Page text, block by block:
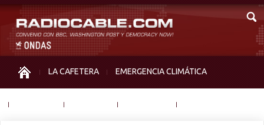
LA CAFETERA EMERGENCIA CLIMÁTICA